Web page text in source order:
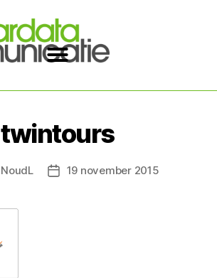
twintours
NoudL 19 november 2015